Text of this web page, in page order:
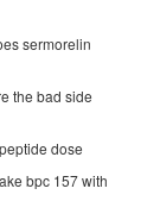
sermorelin
the bad side
dose
bpc 157 with